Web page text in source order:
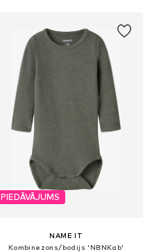
PIEDĀVĀJUMS
NAME IT
Kombinezons/bodijs 'NBNKab'